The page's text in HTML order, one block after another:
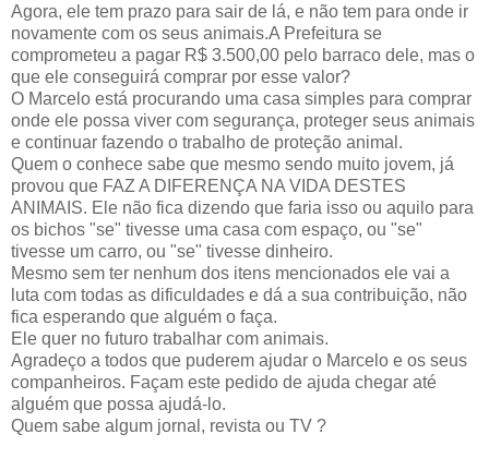
Agora, ele tem prazo para sair de lá, e não tem para onde ir
novamente com os seus animais.A Prefeitura se
comprometeu a pagar R$ 3.500,00 pelo barraco dele, mas o
que ele conseguirá comprar por esse valor?
O Marcelo está procurando uma casa simples para comprar
onde ele possa viver com segurança, proteger seus animais
e continuar fazendo o trabalho de proteção animal.
Quem o conhece sabe que mesmo sendo muito jovem, já
provou que FAZ A DIFERENÇA NA VIDA DESTES
ANIMAIS. Ele não fica dizendo que faria isso ou aquilo para
os bichos "se" tivesse uma casa com espaço, ou "se"
tivesse um carro, ou "se" tivesse dinheiro.
Mesmo sem ter nenhum dos itens mencionados ele vai a
luta com todas as dificuldades e dá a sua contribuição, não
fica esperando que alguém o faça.
Ele quer no futuro trabalhar com animais.
Agradeço a todos que puderem ajudar o Marcelo e os seus
companheiros. Façam este pedido de ajuda chegar até
alguém que possa ajudá-lo.
Quem sabe algum jornal, revista ou TV ?